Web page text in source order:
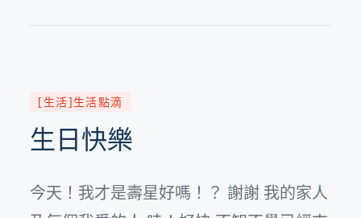
[生活]生活點滴
生日快樂
今天！我才是壽星好嗎！？ 謝謝 我的家人